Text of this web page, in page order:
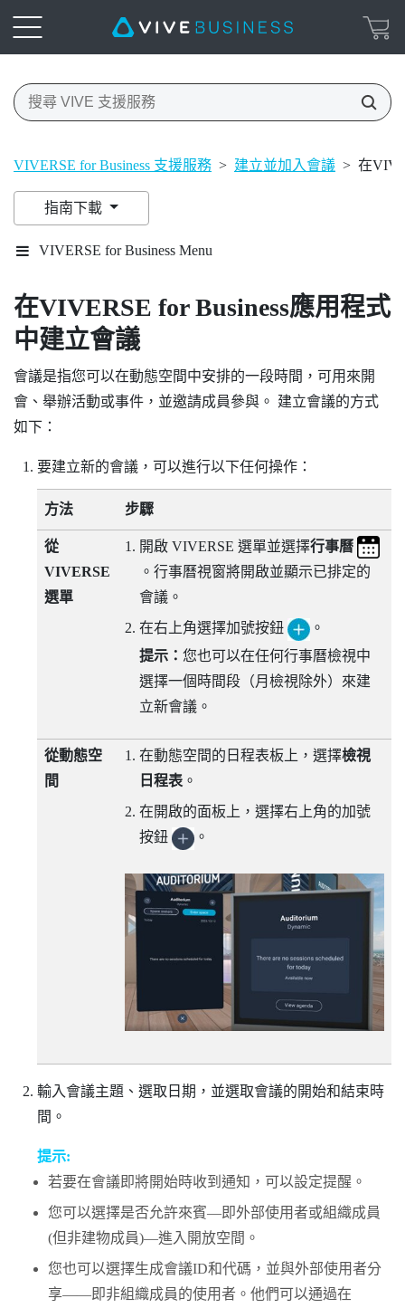
VIVERSE for Business 支援服務 > 建立並加入會議 > 在
指南下載
VIVERSE for Business Menu
在VIVERSE for Business應用程式
中建立會議
會議是指您可以在動態空間中安排的一段時間，可用來開
會、舉辦活動或事件，並邀請成員參與。 建立會議的方式
如下：
要建立新的會議，可以進行以下任何操作：
方法 步驟
從
VIVERSE
選單
開啟 VIVERSE 選單並選擇行事曆
。行事曆視窗將開啟並顯示已排定的
會議。
在右上角選擇加號按鈕
。
提示： 您也可以在任何行事曆檢視中
選擇一個時間段（月檢視除外）來建
立新會議。
從動態空
間
在動態空間的日程表板上，選擇檢視
日程表。
在開啟的面板上，選擇右上角的加號
按鈕
。
輸入會議主題、選取日期，並選取會議的開始和結束時
間。
提示:
若要在會議即將開始時收到通知，可以設定提醒。
您可以選擇是否允許來賓—即外部使用者或組織成員
(但非建物成員)—進入開放空間。
您也可以選擇生成會議ID和代碼，並與外部使用者分
享——即非組織成員的使用者。他們可以通過在